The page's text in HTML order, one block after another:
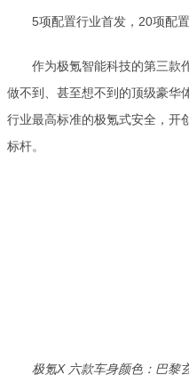
5项配置行业首发，20项配
作为极氪智能科技的第三款
做不到、甚至想不到的顶级豪华
行业最高标准的极氪式安全，开
标杆。
极氪X 六款车身颜色：巴黎